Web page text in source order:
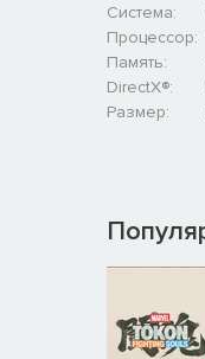
Система:
Процессор:
Память:
DirectX®:
Размер: